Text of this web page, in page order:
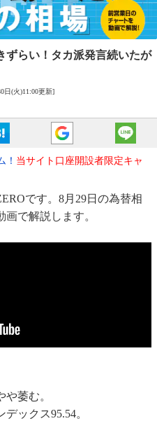
ずらい！ タカ派発言続いたが
日(火)11:00更新]
！ 当サイト口座開設者限定キャ
です。8月29日の為替相
で解説します。
や萎む。
ックス95.54。